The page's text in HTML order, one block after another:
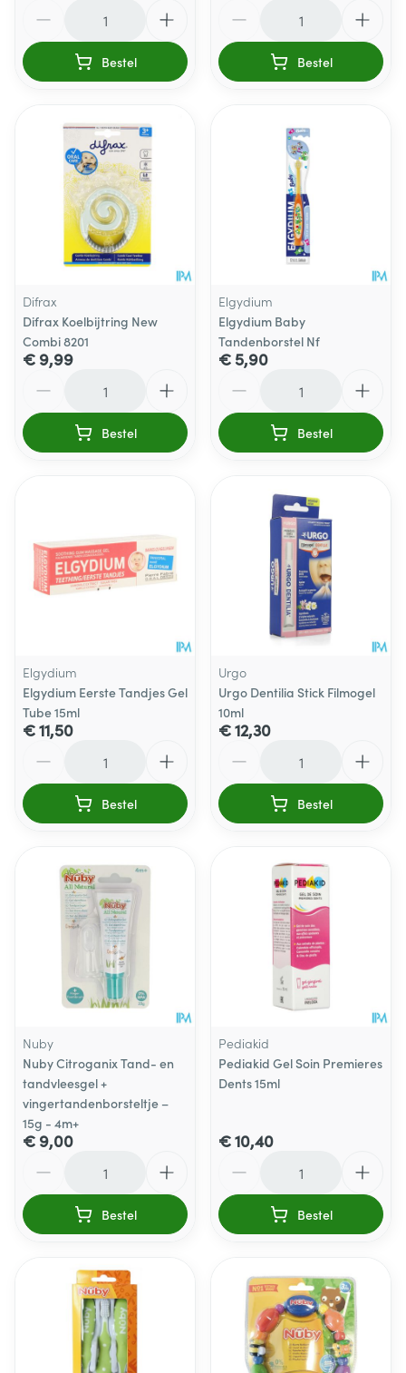
Bestel Bestel
Difrax
Difrax Koelbijtring New
Combi 8201
€ 9,99
Bestel
Elgydium
Elgydium Baby
Tandenborstel Nf
€ 5,90
Bestel
Elgydium
Elgydium Eerste Tandjes Gel
Tube 15ml
€ 11,50
Bestel
Urgo
Urgo Dentilia Stick Filmogel
10ml
€ 12,30
Bestel
Nuby
Nuby Citroganix Tand- en
tandvleesgel +
vingertandenborsteltje –
15g - 4m+
€ 9,00
Bestel
Pediakid
Pediakid Gel Soin Premieres
Dents 15ml
€ 10,40
Bestel